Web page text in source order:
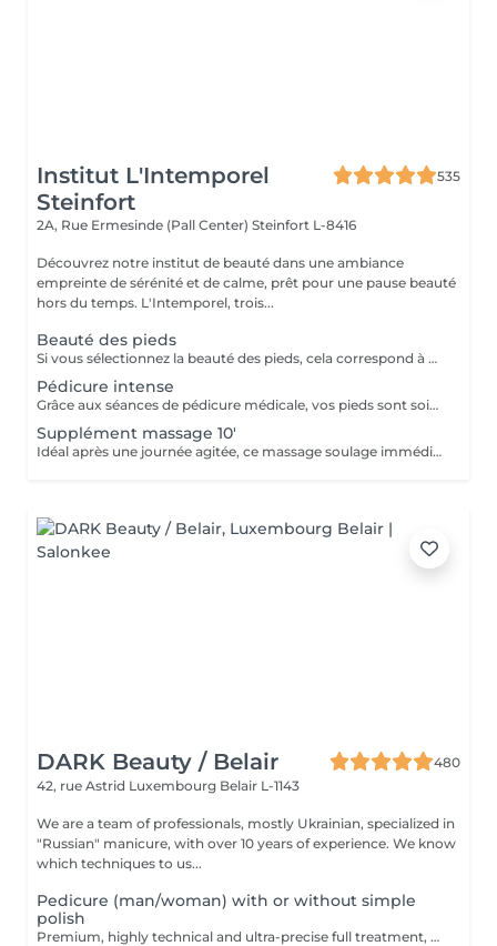
Institut L'Intemporel
Steinfort
535
2A, Rue Ermesinde (Pall Center) Steinfort L-8416
Découvrez notre institut de beauté dans une ambiance
empreinte de sérénité et de calme, prêt pour une pause beauté
hors du temps. L'Intemporel, trois...
Beauté des pieds
Si vous sélectionnez la beauté des pieds, cela correspond à couper et limer les ongles, repousser et couper mes cuticules, râper et masser les pieds. Si vous avez des soucis tels que : cors, ongles incarnés, ongles épaissis, mycoses ou tout autre douleur spécifique merci de sélectionner la pédicure qui est médicale.
Pédicure intense
Grâce aux séances de pédicure médicale, vos pieds sont soignés et traités en profondeur. En termes de soins de soi, les pieds sont souvent la partie du corps oubliée. C'est pourtant l'une de celles qui subit le plus votre quotidien. Ongles incarnés, cors, durillons et autres crevasses, sont des sources d'inconfort qui peuvent aisément être évitées si un soin est apporté assez tôt . Nos séances de pédicure médicale vous permettent une prise en charge complète de vos pieds. Du soin d'entretien au traitement plus profond, vos pieds sont massés, traités et soignés avec toute l'expertise de nos pédicures. Conseillée toutes les 4 semaines.
Supplément massage 10'
Idéal après une journée agitée, ce massage soulage immédiatement vos pieds.
DARK Beauty / Belair
480
42, rue Astrid Luxembourg Belair L-1143
We are a team of professionals, mostly Ukrainian, specialized in
"Russian" manicure, with over 10 years of experience. We know
which techniques to us...
Pedicure (man/woman) with or without simple
polish
Premium, highly technical and ultra-precise full treatment, performed mainly with an e-file to achieve a perfectly clean nail contour and apply the polish as close as possible, even slightly under the cuticle. This technique helps visually delay the regrowth by around 10 days. Visual result: -Extremely well-groomed nails, clean contours, flawless shape -Instagram / photo studio effect: neat, precise, with no visible dry skin Service content: -Removal of old semi-permanent and/or gel polish (if needed, please book accordingly this option via this screen) -Very meticulous preparation of the nail plate -Shape and file nails -Gentle cuticle care -Removal of dead skin -Heels are cleaned -Application of a transparent simple polish (if desired) OR application of your own simple polish (if needed, please book accordingly this option via this screen) -Application of cuticle oil and feet cream